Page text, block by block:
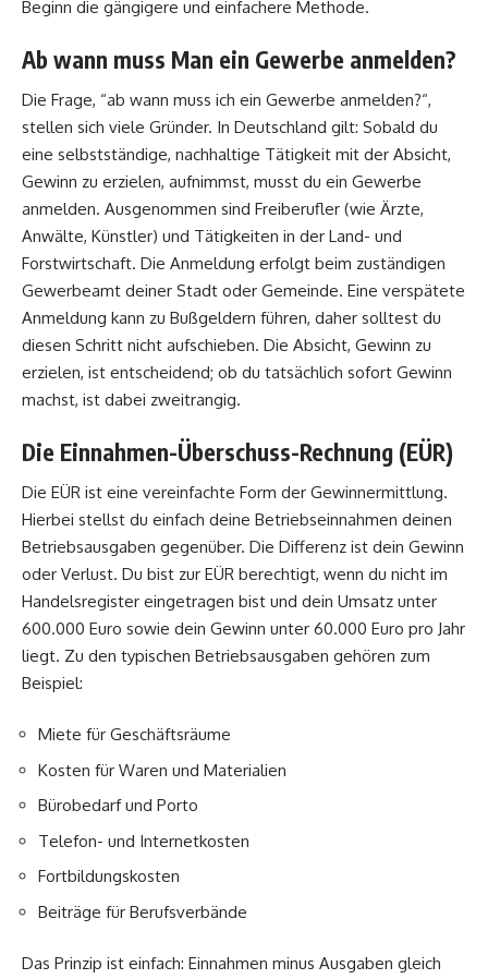
Beginn die gängigere und einfachere Methode.
Ab wann muss Man ein Gewerbe anmelden?
Die Frage, “ab wann muss ich ein Gewerbe anmelden?“,
stellen sich viele Gründer. In Deutschland gilt: Sobald du
eine selbstständige, nachhaltige Tätigkeit mit der Absicht,
Gewinn zu erzielen, aufnimmst, musst du ein Gewerbe
anmelden. Ausgenommen sind Freiberufler (wie Ärzte,
Anwälte, Künstler) und Tätigkeiten in der Land- und
Forstwirtschaft. Die Anmeldung erfolgt beim zuständigen
Gewerbeamt deiner Stadt oder Gemeinde. Eine verspätete
Anmeldung kann zu Bußgeldern führen, daher solltest du
diesen Schritt nicht aufschieben. Die Absicht, Gewinn zu
erzielen, ist entscheidend; ob du tatsächlich sofort Gewinn
machst, ist dabei zweitrangig.
Die Einnahmen-Überschuss-Rechnung (EÜR)
Die EÜR ist eine vereinfachte Form der Gewinnermittlung.
Hierbei stellst du einfach deine Betriebseinnahmen deinen
Betriebsausgaben gegenüber. Die Differenz ist dein Gewinn
oder Verlust. Du bist zur EÜR berechtigt, wenn du nicht im
Handelsregister eingetragen bist und dein Umsatz unter
600.000 Euro sowie dein Gewinn unter 60.000 Euro pro Jahr
liegt. Zu den typischen Betriebsausgaben gehören zum
Beispiel:
Miete für Geschäftsräume
Kosten für Waren und Materialien
Bürobedarf und Porto
Telefon- und Internetkosten
Fortbildungskosten
Beiträge für Berufsverbände
Das Prinzip ist einfach: Einnahmen minus Ausgaben gleich